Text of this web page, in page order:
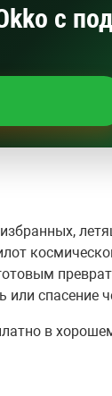
с
спасение
в